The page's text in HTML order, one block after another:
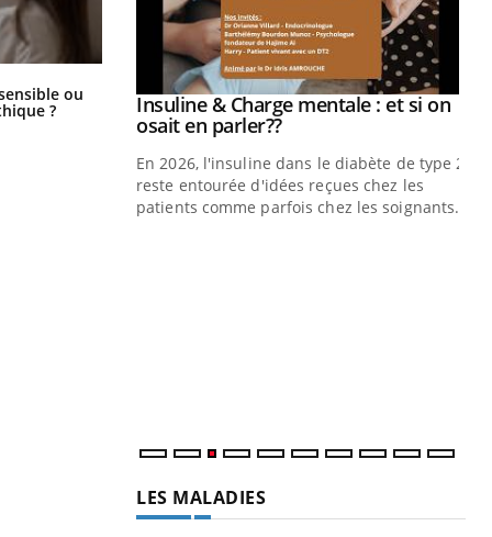
ou
?
Bébés, jeunes enfants : quelle
trousse à pharmacie pour les
vacances ?
pour Youtube
Insuline & Charge mentale : et si on
osait en parler??Youtube
En 2026, l'insuline dans le diabète de type 2
reste entourée d'idées reçues chez les
patients comme parfois chez les soignants.
LES MALADIES